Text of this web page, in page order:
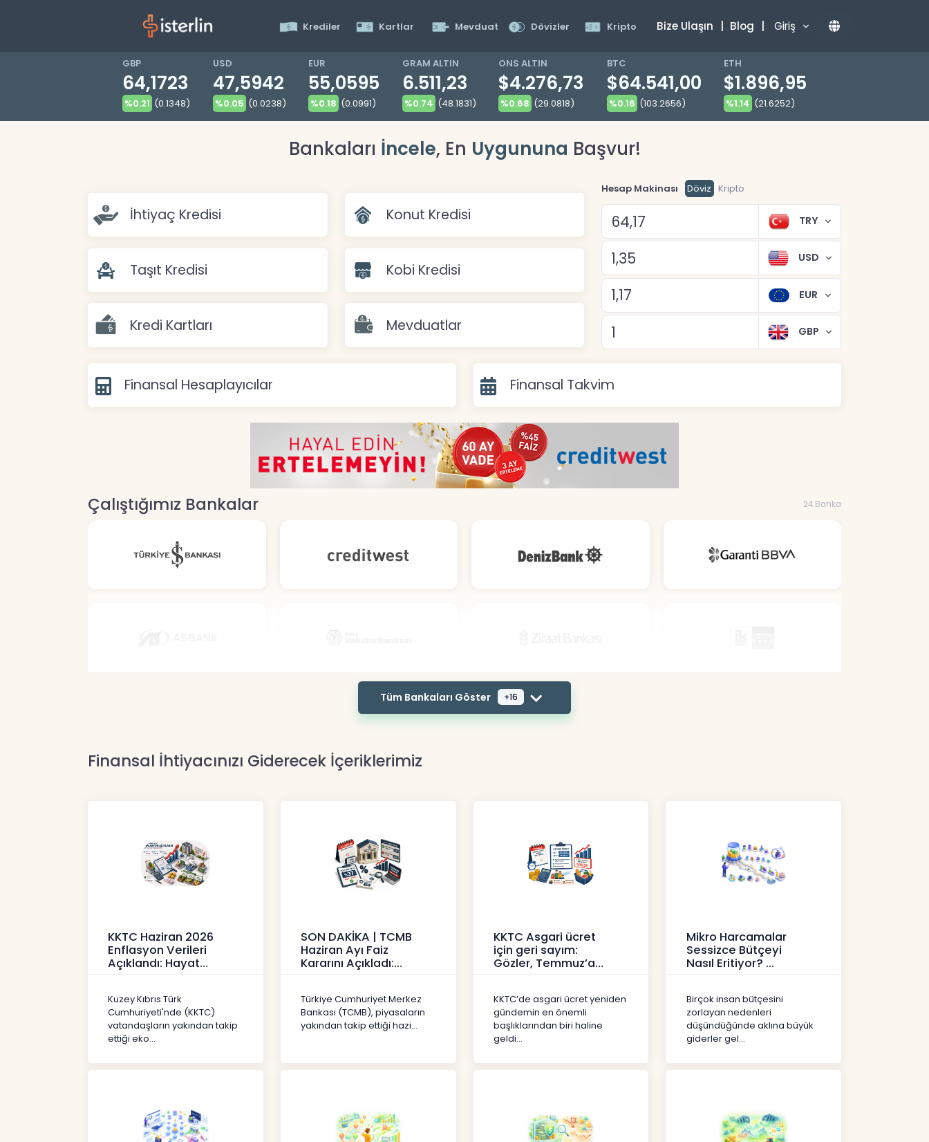
Krediler Kartlar Mevduat Dövizler Kripto Bize Ulaşın | Blog | Giriş
GBP
64,1723
%0.21 (0.1348)
USD
47,5942
%0.05 (0.0238)
EUR
55,0595
%0.18 (0.0991)
GRAM ALTIN
6.511,23
%0.74 (48.1831)
ONS ALTIN
$4.276,73
%0.68 (29.0818)
BTC
$64.541,00
%0.16 (103.2656)
ETH
$1.896,95
%1.14 (21.6252)
Bankaları İncele, En Uygununa Başvur!
İhtiyaç Kredisi Konut Kredisi
Taşıt Kredisi Kobi Kredisi
Kredi Kartları Mevduatlar
Hesap Makinası Döviz Kripto
TRY
USD
EUR
GBP
Finansal Hesaplayıcılar Finansal Takvim
Çalıştığımız Bankalar 24 Banka
Tüm Bankaları Göster +16
Finansal İhtiyacınızı Giderecek İçeriklerimiz
KKTC Haziran 2026
Enflasyon Verileri
Açıklandı: Hayat
Haberler
Kuzey Kıbrıs Türk
Cumhuriyeti'nde (KKTC)
vatandaşların yakından takip
ettiği eko...
SON DAKİKA | TCMB
Haziran Ayı Faiz
Kararını Açıkladı:
Haberler
Türkiye Cumhuriyet Merkez
Bankası (TCMB), piyasaların
yakından takip ettiği hazi...
KKTC Asgari ücret
için geri sayım:
Gözler, Temmuz’a
Haberler
KKTC’de asgari ücret yeniden
gündemin en önemli
başlıklarından biri haline
geldi...
Mikro Harcamalar
Sessizce Bütçeyi
Nasıl Eritiyor?
Birçok insan bütçesini
zorlayan nedenleri
düşündüğünde aklına büyük
giderler gel...